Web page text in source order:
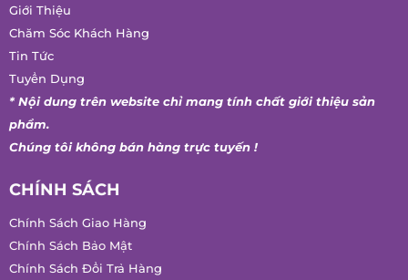
Liên Hệ
Giới Thiệu
Chăm Sóc Khách Hàng
Tin Tức
Tuyển Dụng
* Nội dung trên website chỉ mang tính chất giới thiệu sản
Chúng tôi không bán hàng trực tuyến !
CHÍNH SÁCH
Chính Sách Giao Hàng